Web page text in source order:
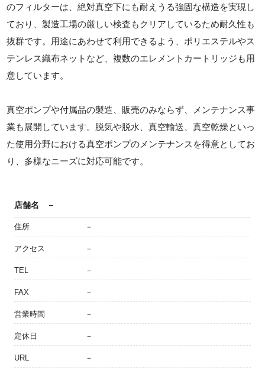
のフィルターは、絶対真空下にも耐えうる強固な構造を実現し
ており、製造工場の厳しい検査もクリアしているため耐久性も
抜群です。用途にあわせて利用できるよう、ポリエステルやス
テンレス織布ネットなど、複数のエレメントカートリッジも用
意しています。
真空ポンプや付属品の製造、販売のみならず、メンテナンス事
業も展開しています。脱気や脱水、真空輸送、真空乾燥といっ
た使用分野における真空ポンプのメンテナンスを得意としてお
り、多様なニーズに対応可能です。
店舗名 －
住所 －
アクセス －
TEL －
FAX －
営業時間 －
定休日 －
URL －